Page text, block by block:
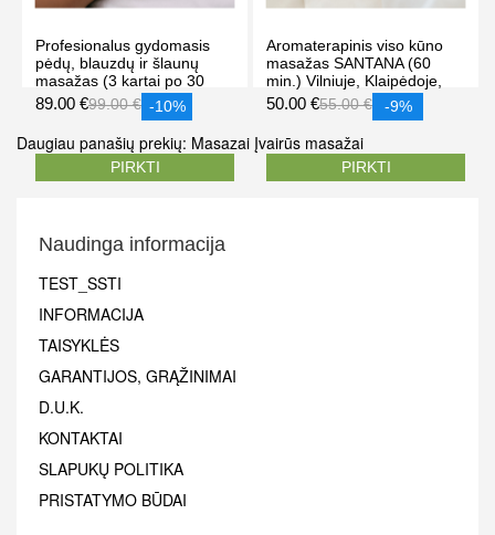
Profesionalus gydomasis
pėdų, blauzdų ir šlaunų
masažas (3 kartai po 30
min), klinikoje „Antalgija“
89.00 €99.00 € -10%
PIRKTI
Aromaterapinis viso kūno
masažas SANTANA (60
min.) Vilniuje, Klaipėdoje,
Palangoje
50.00 €55.00 € -9%
PIRKTI
Daugiau panašių prekių: Masazai Įvairūs masažai
Naudinga informacija
TEST_SSTI
INFORMACIJA
TAISYKLĖS
GARANTIJOS, GRĄŽINIMAI
D.U.K.
KONTAKTAI
SLAPUKŲ POLITIKA
PRISTATYMO BŪDAI